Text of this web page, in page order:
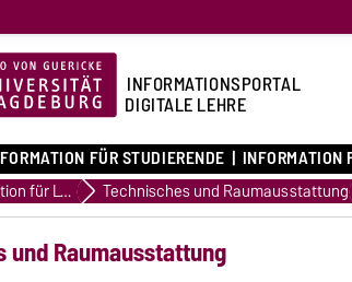
INFORMATIONSPORTAL
DIGITALE LEHRE
FÜR STUDIERENDE INFORMATION
Information für Lehrende Technisches und Raumausstattung
und Raumausstattung